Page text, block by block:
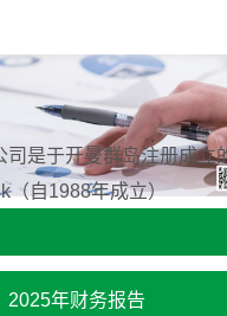
司是于开曼群岛注册成立
（自1988年成立）
2025年财务报告